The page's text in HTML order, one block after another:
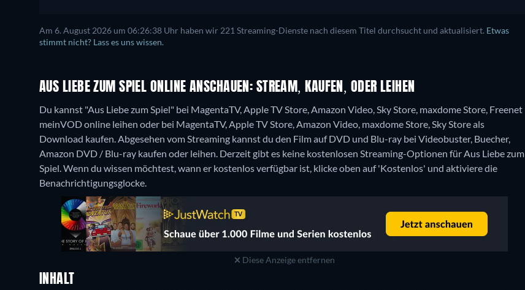
Am 6. August 2026 um 06:26:38 Uhr haben wir 221 Streaming-Dienste nach diesem Titel durchsucht und aktualisiert. Etwas
stimmt nicht? Lass es uns wissen.
AUS LIEBE ZUM SPIEL ONLINE ANSCHAUEN: STREAM, KAUFEN, ODER LEIHEN
Du kannst "Aus Liebe zum Spiel" bei MagentaTV, Apple TV Store, Amazon Video, Sky Store, maxdome Store, Freenet
meinVOD online leihen oder bei MagentaTV, Apple TV Store, Amazon Video, maxdome Store, Sky Store als
Download kaufen.Abgesehen vom Streaming kannst du den Film auf DVD und Blu-ray bei Videobuster, Buecher,
Amazon DVD / Blu-ray kaufen oder leihen. Derzeit gibt es keine kostenlosen Streaming-Optionen für Aus Liebe zum
Spiel. Wenn du wissen möchtest, wann er kostenlos verfügbar ist, klicke oben auf 'Kostenlos' und aktiviere die
Benachrichtigungsglocke.
Diese Anzeige entfernen
INHALT